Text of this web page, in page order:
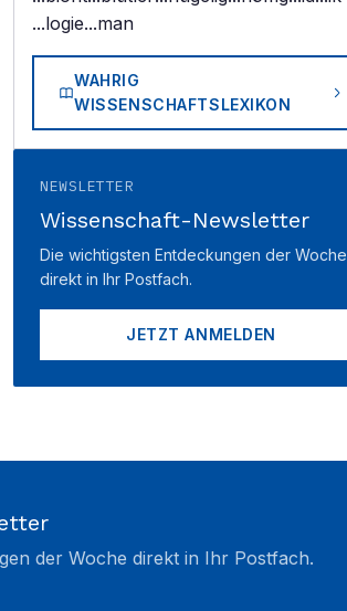
...logie...man
WAHRIG
WISSENSCHAFTSLEXIKON
NEWSLETTER
Wissenschaft-Newsletter
Die wichtigsten Entdeckungen der Woche
direkt in Ihr Postfach.
JETZT ANMELDEN
der Woche direkt in Ihr Postfach.